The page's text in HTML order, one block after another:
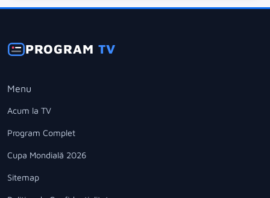
PROGRAMTV
Menu
Acum la TV
Program Complet
Cupa Mondială 2026
Sitemap